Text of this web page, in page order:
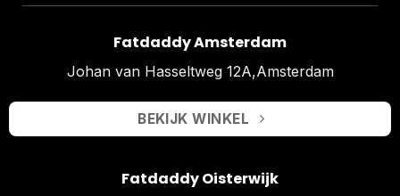
Fatdaddy Amsterdam
Johan van Hasseltweg 12A,Amsterdam
BEKIJK WINKEL
Fatdaddy Oisterwijk